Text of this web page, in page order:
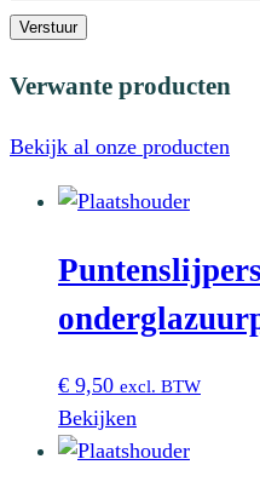
Verstuur
Verwante producten
Bekijk al onze producten
€ 9,50 excl. BTW
Bekijken